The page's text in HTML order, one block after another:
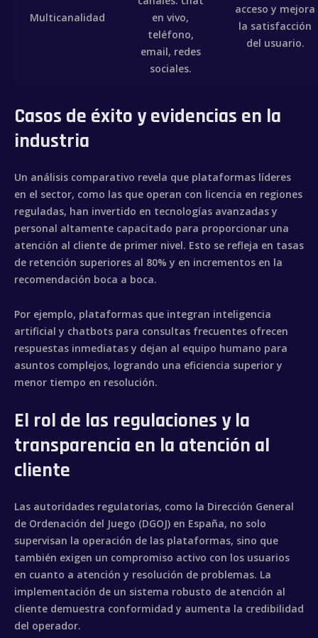
Videobook
Trabajos
Galería
Contacto
Multicanalidad
en vivo,
teléfono,
email, redes
sociales.
acceso y mejora
la satisfacción
del usuario.
Casos de éxito y evidencias en la
industria
Un análisis comparativo revela que plataformas líderes
en el sector, como las que operan con licencia en regiones
reguladas, han invertido en tecnologías avanzadas y
personal altamente capacitado para proporcionar una
atención al cliente de primer nivel. Esto se refleja en tasas
de retención superiores al 80% y en incrementos en la
recomendación boca a boca.
Por ejemplo, plataformas que integran inteligencia
artificial y chatbots para consultas frecuentes ofrecen
respuestas inmediatas y dejan al equipo humano para
asuntos complejos, logrando una eficiencia superior y
menor tiempo en resolución.
El rol de las regulaciones y la
transparencia en la atención al
cliente
Las autoridades regulatorias, como la Dirección General
de Ordenación del Juego (DGOJ) en España, no solo
supervisan la operación de las plataformas, sino que
también exigen un compromiso activo con los usuarios
en cuanto a atención y resolución de problemas. La
implementación de un sistema robusto de atención al
cliente demuestra conformidad y aumenta la credibilidad
del operador.